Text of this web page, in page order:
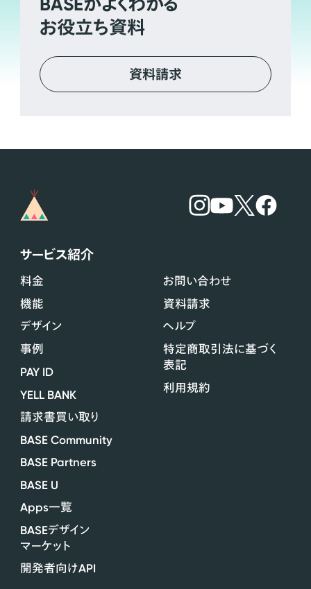
お役立ち資料
資料請求
サービス紹介
料金
機能
デザイン
事例
PAY ID
YELL BANK
請求書買い取り
BASE Community
BASE Partners
BASE U
Apps一覧
BASEデザイン
マーケット
開発者向けAPI
お問い合わせ
資料請求
ヘルプ
特定商取引法に基づく
表記
利用規約